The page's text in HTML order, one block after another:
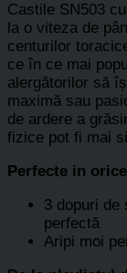
Castile SN503
la o viteza de
centurilor
ce în ce mai
alergătorilor să
maximă sau
de ardere a
fizice pot fi mai
Perfecte in
3 dopuri de
perfectă
Aripi moi